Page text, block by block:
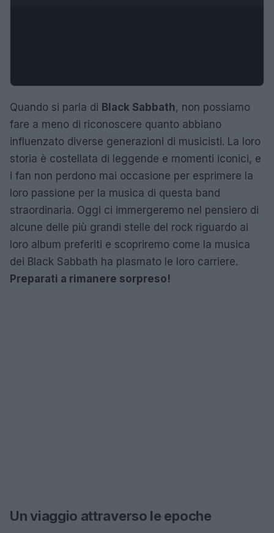
Quando si parla di Black Sabbath, non possiamo
fare a meno di riconoscere quanto abbiano
influenzato diverse generazioni di musicisti. La loro
storia è costellata di leggende e momenti iconici, e
i fan non perdono mai occasione per esprimere la
loro passione per la musica di questa band
straordinaria. Oggi ci immergeremo nel pensiero di
alcune delle più grandi stelle del rock riguardo ai
loro album preferiti e scopriremo come la musica
dei Black Sabbath ha plasmato le loro carriere.
Preparati a rimanere sorpreso!
Un viaggio attraverso le epoche